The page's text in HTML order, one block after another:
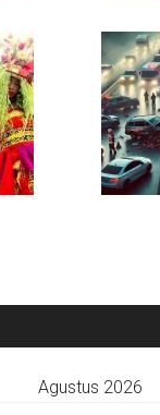
Agustus 2026